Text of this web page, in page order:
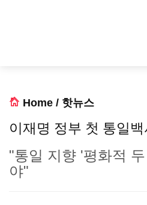
Home / 핫뉴스
이재명 정부 첫 통일
"통일 지향 '평화적
야"